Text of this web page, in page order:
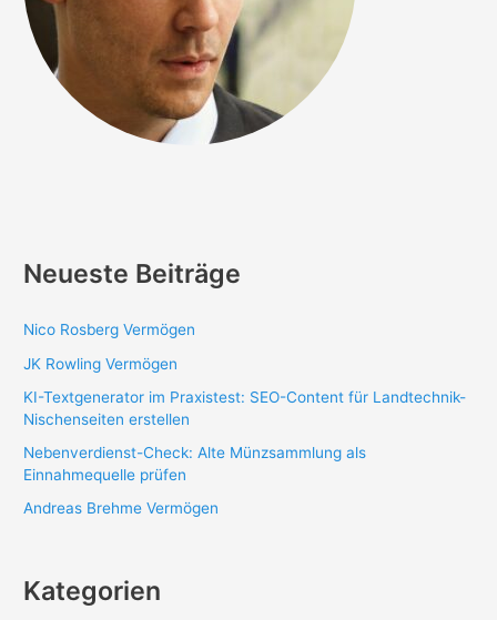
Neueste Beiträge
Nico Rosberg Vermögen
JK Rowling Vermögen
KI-Textgenerator im Praxistest: SEO-Content für Landtechnik-
Nischenseiten erstellen
Nebenverdienst-Check: Alte Münzsammlung als
Einnahmequelle prüfen
Andreas Brehme Vermögen
Kategorien